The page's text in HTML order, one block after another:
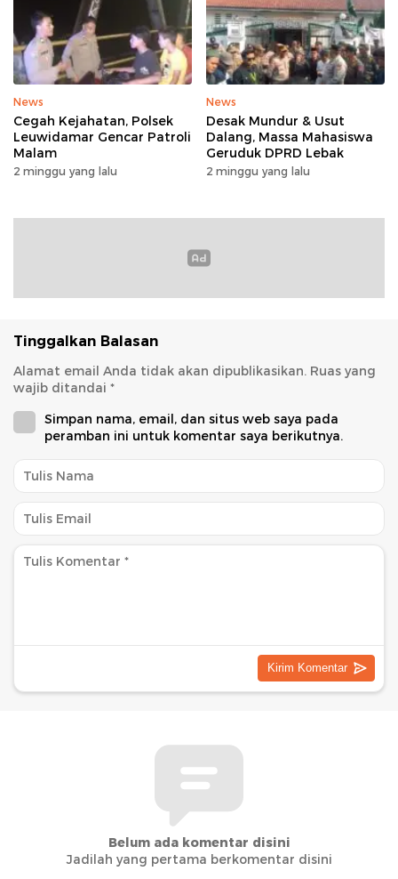
News
Cegah Kejahatan, Polsek
Leuwidamar Gencar Patroli
Malam
2 minggu yang lalu
News
Desak Mundur & Usut
Dalang, Massa Mahasiswa
Geruduk DPRD Lebak
2 minggu yang lalu
Tinggalkan Balasan
Alamat email Anda tidak akan dipublikasikan. Ruas yang
wajib ditandai *
Simpan nama, email, dan situs web saya pada
peramban ini untuk komentar saya berikutnya.
Belum ada komentar disini
Jadilah yang pertama berkomentar disini